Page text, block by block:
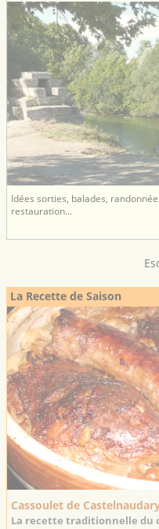
Idées sorties, balades,
restauration...
La Recette de Saison
Cassoulet de
La recette traditionnelle du